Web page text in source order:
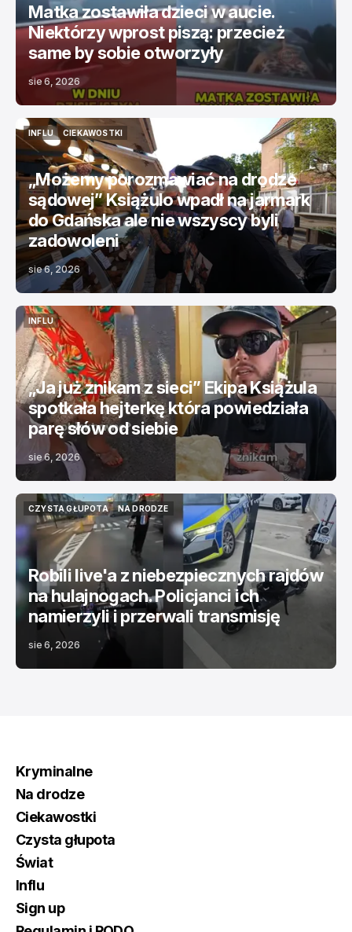
Matka zostawiła dzieci w aucie.
Niektórzy wprost piszą: przecież
same by sobie otworzyły
sie 6, 2026
INFLU
INFLU
CIEKAWOSTKI
CIEKAWOSTKI
„Możemy porozmawiać na drodze
sądowej” Książulo wpadł na jarmark
do Gdańska ale nie wszyscy byli
zadowoleni
sie 6, 2026
INFLU
INFLU
„Ja już znikam z sieci” Ekipa Książula
spotkała hejterkę która powiedziała
parę słów od siebie
sie 6, 2026
CZYSTA GŁUPOTA
CZYSTA GŁUPOTA
NA DRODZE
NA DRODZE
Robili live'a z niebezpiecznych rajdów
na hulajnogach. Policjanci ich
namierzyli i przerwali transmisję
sie 6, 2026
Kryminalne
Na drodze
Ciekawostki
Czysta głupota
Świat
Influ
Sign up